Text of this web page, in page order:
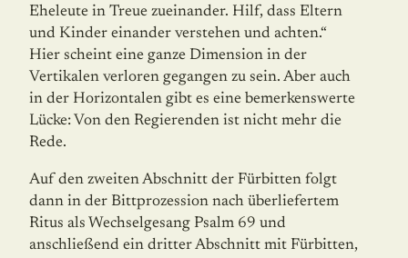
Eheleute in Treue zueinander. Hilf, dass Eltern
und Kinder einander verstehen und achten.“
Hier scheint eine ganze Dimension in der
Vertikalen verloren gegangen zu sein. Aber auch
in der Horizontalen gibt es eine bemerkenswerte
Lücke: Von den Regierenden ist nicht mehr die
Rede.
Auf den zweiten Abschnitt der Fürbitten folgt
dann in der Bittprozession nach über­liefer­tem
Ritus als Wechselgesang Psalm 69 und
anschließend ein dritter Abschnitt mit Fürbitten,